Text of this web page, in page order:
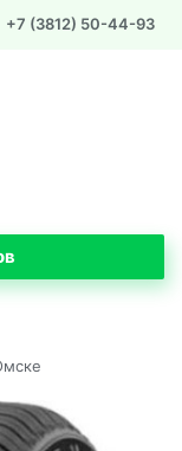
+7 (3812) 50-44-93